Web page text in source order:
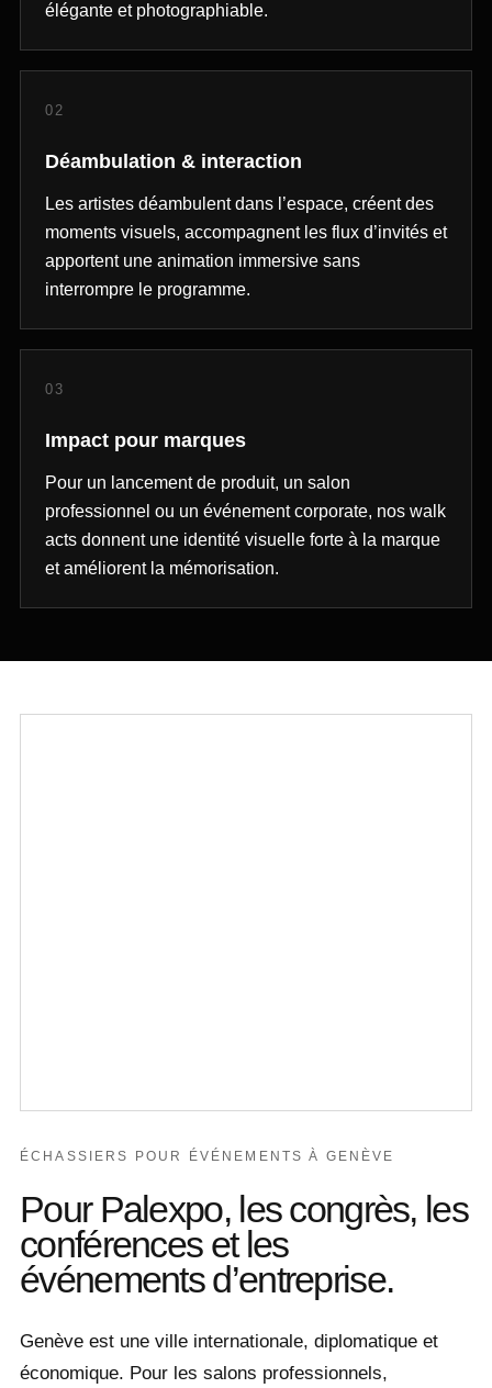
élégante et photographiable.
02
Déambulation & interaction
Les artistes déambulent dans l’espace, créent des
moments visuels, accompagnent les flux d’invités et
apportent une animation immersive sans
interrompre le programme.
03
Impact pour marques
Pour un lancement de produit, un salon
professionnel ou un événement corporate, nos walk
acts donnent une identité visuelle forte à la marque
et améliorent la mémorisation.
ÉCHASSIERS POUR ÉVÉNEMENTS À GENÈVE
Pour Palexpo, les congrès, les
conférences et les
événements d’entreprise.
Genève est une ville internationale, diplomatique et
économique. Pour les salons professionnels,